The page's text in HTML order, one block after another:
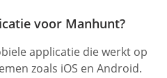
voor Manhunt?
applicatie die werkt op
zoals iOS en Android.